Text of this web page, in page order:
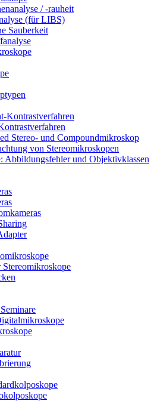
/ -rauheit
(für LIBS)
Sauberkeit
Kontrastverfahren
Stereo- und Compoundmikroskop
von Stereomikroskopen
Abbildungsfehler und Objektivklassen